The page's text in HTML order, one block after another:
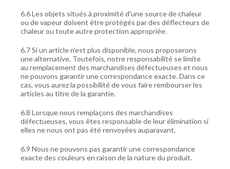
6.6 Les objets situés à proximité d'une source de chaleur
ou de vapeur doivent être protégés par des déflecteurs de
chaleur ou toute autre protection appropriée.
6.7 Si un article n'est plus disponible, nous proposerons
une alternative. Toutefois, notre responsabilité se limite
au remplacement des marchandises défectueuses et nous
ne pouvons garantir une correspondance exacte. Dans ce
cas, vous aurez la possibilité de vous faire rembourser les
articles au titre de la garantie.
6.8 Lorsque nous remplaçons des marchandises
défectueuses, vous êtes responsable de leur élimination si
elles ne nous ont pas été renvoyées auparavant.
6.9 Nous ne pouvons pas garantir une correspondance
exacte des couleurs en raison de la nature du produit.